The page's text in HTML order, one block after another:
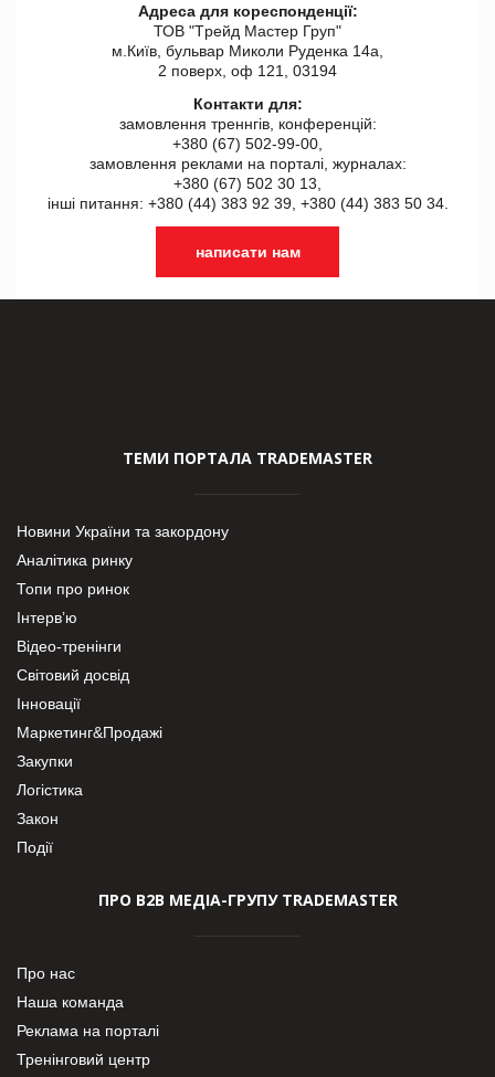
Адреса для кореспонденції:
ТОВ "Tрейд Мастер Груп"
м.Київ, бульвар Миколи Руденка 14а,
2 поверх, оф 121, 03194
Контакти для:
замовлення треннгів, конференцій:
+380 (67) 502-99-00,
замовлення реклами на порталі, журналах:
+380 (67) 502 30 13,
інші питання: +380 (44) 383 92 39, +380 (44) 383 50 34.
написати нам
ТЕМИ ПОРТАЛА TRADEMASTER
Новини України та закордону
Аналітика ринку
Топи про ринок
Інтерв’ю
Відео-тренінги
Світовий досвід
Інновації
Маркетинг&Продажі
Закупки
Логістика
Закон
Події
ПРО В2В МЕДІА-ГРУПУ TRADEMASTER
Про нас
Наша команда
Реклама на порталі
Тренінговий центр